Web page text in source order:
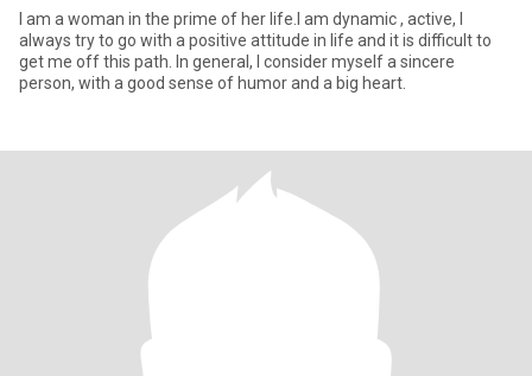
I am a woman in the prime of her life.I am dynamic , active, I
always try to go with a positive attitude in life and it is difficult to
get me off this path. In general, I consider myself a sincere
person, with a good sense of humor and a big heart.